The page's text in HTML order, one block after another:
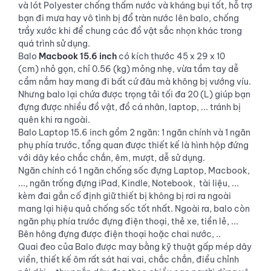
và lót Polyester chống thấm nước và kháng bụi tốt, hỗ trợ
bạn đi mưa hay vô tình bị đổ tràn nước lên balo, chống
trầy xước khi để chung các đồ vật sắc nhọn khác trong
quá trình sử dụng.
Balo Macbook15.6 inch có kích thước 45 x 29 x 10
(cm) nhỏ gọn, chỉ 0.56 (kg) mỏng nhẹ, vừa tầm tay dễ
cầm nắm hay mang đi bất cứ đâu mà không bị vướng víu.
Nhưng balo lại chứa được trọng tải tối đa 20 (L) giúp bạn
đựng được nhiều đồ vật, đồ cá nhân, laptop, ... tránh bị
quên khi ra ngoài.
Balo Laptop 15.6 inch gồm 2 ngăn: 1 ngăn chính và 1 ngăn
phụ phía trước, tổng quan được thiết kế là hình hộp đứng
với dây kéo chắc chắn, êm, mượt, dễ sử dụng.
Ngăn chính có 1 ngăn chống sốc đựng Laptop, Macbook,
..., ngăn trống đựng iPad, Kindle, Notebook, tài liệu, ...
kèm đai gắn cố định giữ thiết bị không bị rơi ra ngoài
mang lại hiệu quả chống sốc tốt nhất. Ngoài ra, balo còn
ngăn phụ phía trước đựng điện thoại, thẻ xe, tiền lẻ, ...
Bên hông đựng được điện thoại hoặc chai nước, ..
Quai đeo của Balo được may bằng kỹ thuật gấp mép dây
viền, thiết kế ôm rất sát hai vai, chắc chắn, điều chỉnh